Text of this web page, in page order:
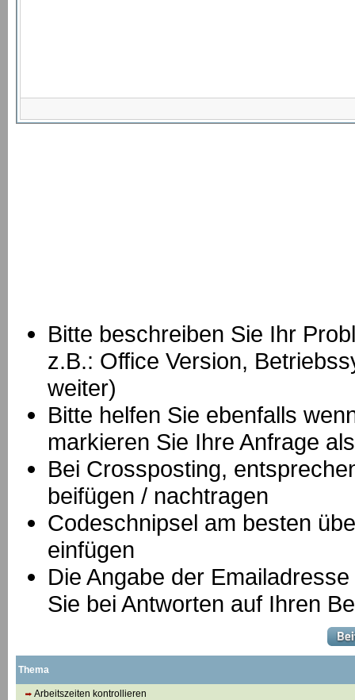
Bitte beschreiben Sie Ihr
z.B.: Office Version,
weiter)
Bitte helfen Sie ebenfalls
markieren Sie Ihre Anfrage
Bei Crossposting,
beifügen / nachtragen
Codeschnipsel am besten
einfügen
Die Angabe der
Sie bei Antworten auf Ihren
Thema
Arbeitszeiten kontrollieren